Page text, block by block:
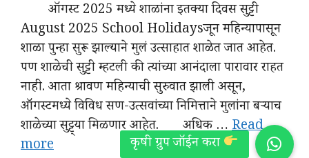
ऑगस्ट 2025 मध्ये शाळांना इतक्या दिवस सुट्टी
August 2025 School Holidaysजून महिन्यापासून
शाळा पुन्हा सुरू झाल्याने मुलं उत्साहात शाळेत जात आहेत.
पण शाळेची सुट्टी म्हटली की त्यांच्या आनंदाला पारावार राहत
नाही. आता श्रावण महिन्याची सुरुवात झाली असून,
ऑगस्टमध्ये विविध सण-उत्सवांच्या निमित्ताने मुलांना बऱ्याच
शाळेच्या सुट्ट्या मिळणार आहेत. अधिक …Read
more